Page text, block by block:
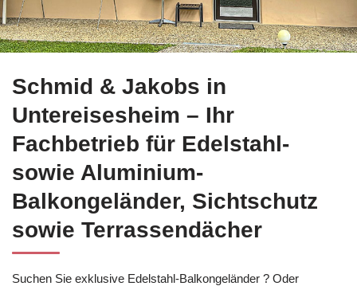
Schmid & Jakobs in
Untereisesheim – Ihr
Fachbetrieb für Edelstahl-
sowie Aluminium-
Balkongeländer, Sichtschutz
sowie Terrassendächer
Suchen Sie exklusive Edelstahl-Balkongeländer ? Oder